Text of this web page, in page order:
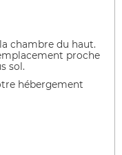
chambre du haut.
proche
sol.
hébergement